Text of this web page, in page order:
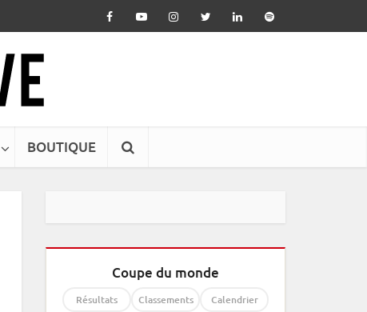
BOUTIQUE
Coupe du monde
Résultats Classements Calendrier